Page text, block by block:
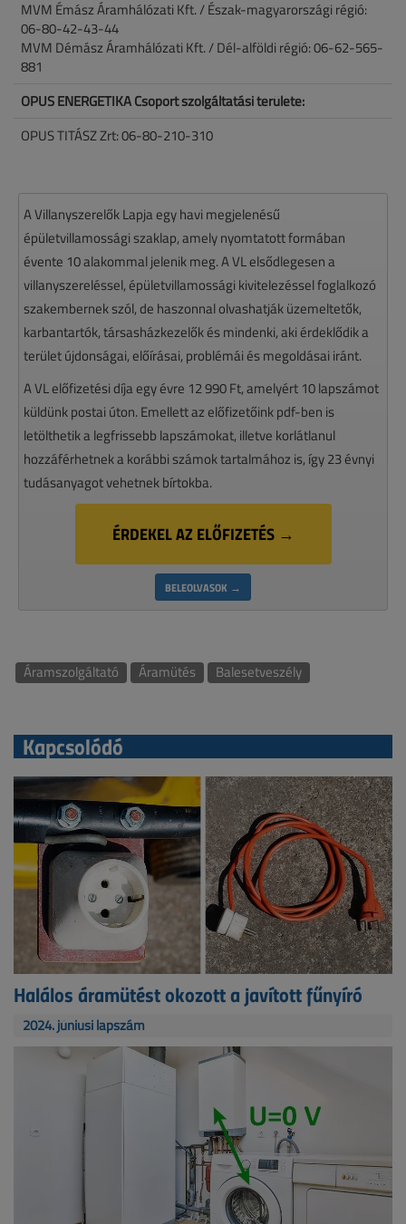
MVM Émász Áramhálózati Kft. / Észak-magyarországi régió:
06-80-42-43-44
MVM Démász Áramhálózati Kft. / Dél-alföldi régió: 06-62-565-
881
OPUS ENERGETIKA Csoport szolgáltatási területe:
OPUS TITÁSZ Zrt: 06-80-210-310
A Villanyszerelők Lapja egy havi megjelenésű
épületvillamossági szaklap, amely nyomtatott formában
évente 10 alakommal jelenik meg. A VL elsődlegesen a
villanyszereléssel, épületvillamossági kivitelezéssel foglalkozó
szakembernek szól, de haszonnal olvashatják üzemeltetők,
karbantartók, társasházkezelők és mindenki, aki érdeklődik a
terület újdonságai, előírásai, problémái és megoldásai iránt.
A VL előfizetési díja egy évre 12 990 Ft, amelyért 10 lapszámot
küldünk postai úton. Emellett az előfizetőink pdf-ben is
letölthetik a legfrissebb lapszámokat, illetve korlátlanul
hozzáférhetnek a korábbi számok tartalmához is, így 23 évnyi
tudásanyagot vehetnek bírtokba.
ÉRDEKEL AZ ELŐFIZETÉS →
BELEOLVASOK →
Áramszolgáltató Áramütés Balesetveszély
Kapcsolódó
Halálos áramütést okozott a javított fűnyíró
2024. júniusi lapszám